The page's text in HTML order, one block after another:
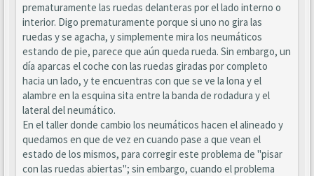
prematuramente las ruedas delanteras por el lado interno o
interior. Digo prematuramente porque si uno no gira las
ruedas y se agacha, y simplemente mira los neumáticos
estando de pie, parece que aún queda rueda. Sin embargo, un
día aparcas el coche con las ruedas giradas por completo
hacia un lado, y te encuentras con que se ve la lona y el
alambre en la esquina sita entre la banda de rodadura y el
lateral del neumático.
En el taller donde cambio los neumáticos hacen el alineado y
quedamos en que de vez en cuando pase a que vean el
estado de los mismos, para corregir este problema de "pisar
con las ruedas abiertas"; sin embargo, cuando el problema